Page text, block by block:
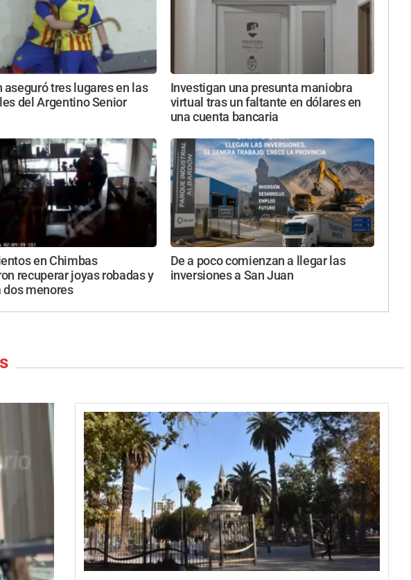
aseguró tres lugares en las
del Argentino Senior
Investigan una presunta maniobra
virtual tras un faltante en dólares en
una cuenta bancaria
en Chimbas
recuperar joyas robadas y
dos menores
De a poco comienzan a llegar las
inversiones a San Juan